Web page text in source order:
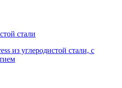
стали
из углеродистой стали, с